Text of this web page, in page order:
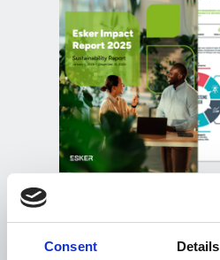
Consent Details